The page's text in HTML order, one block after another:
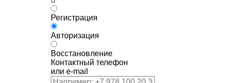
Регистрация
Авторизация
Восстановление
Контактный телефон
или e-mail